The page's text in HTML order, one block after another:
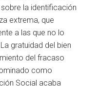
la identificación
extrema, que
a las que no lo
gratuidad del bien
del fracaso
como
Social acaba